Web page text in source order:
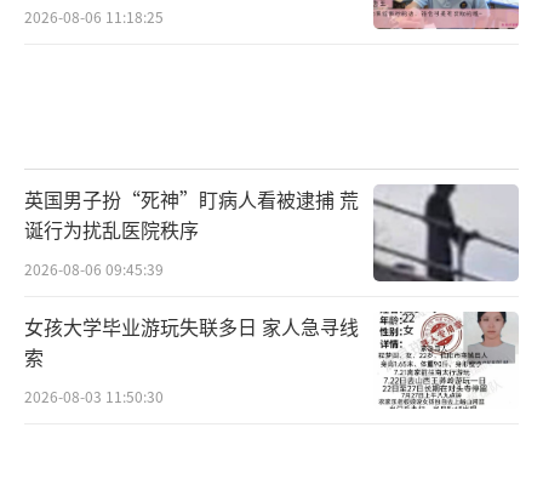
2026-08-06 11:18:25
英国男子扮“死神”盯病人看被逮捕 荒
诞行为扰乱医院秩序
2026-08-06 09:45:39
女孩大学毕业游玩失联多日 家人急寻线
索
2026-08-03 11:50:30